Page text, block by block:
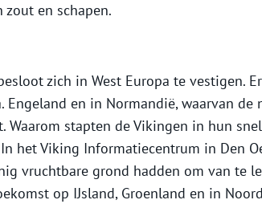
zout en schapen.
zich in West Europa te vestigen.
Engeland en in Normandië, waarvan de
Waarom stapten de Vikingen in hun
het Viking Informatiecentrum in Den
vruchtbare grond hadden om van te
op IJsland, Groenland en in